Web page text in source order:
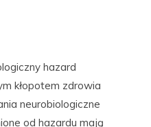
hazard
kłopotem zdrowia
neurobiologiczne
od hazardu mają